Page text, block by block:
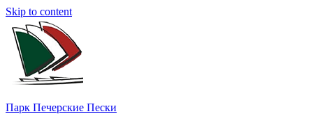
Skip to content
Парк Печерские Пески